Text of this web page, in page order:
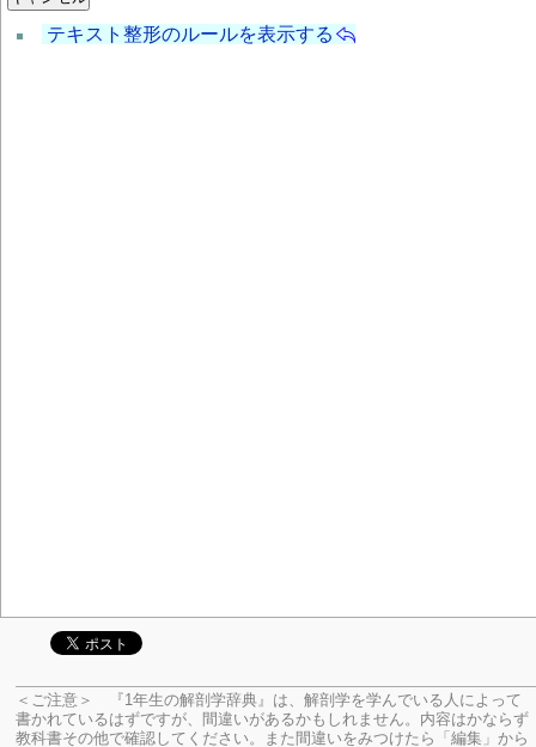
テキスト整形のルールを表示する
＜ご注意＞ 『1年生の解剖学辞典』は、解剖学を学んでいる人によって
書かれているはずですが、間違いがあるかもしれません。内容はかならず
教科書その他で確認してください。
また間違いをみつけたら「編集」から